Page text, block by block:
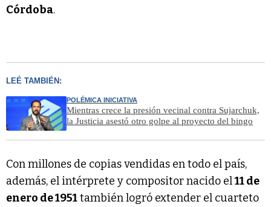
Córdoba.
LEÉ TAMBIÉN:
POLÉMICA INICIATIVA
Mientras crece la presión vecinal contra Sujarchuk,
la Justicia asestó otro golpe al proyecto del bingo
Con millones de copias vendidas en todo el país,
además, el intérprete y compositor nacido el11 de
enero de 1951también logró extender el cuarteto